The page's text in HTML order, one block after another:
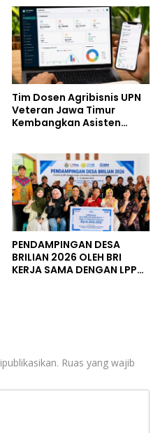
Tim Dosen Agribisnis UPN
Veteran Jawa Timur
Kembangkan Asisten
UMKM
PENDAMPINGAN DESA
BRILIAN 2026 OLEH BRI
KERJA SAMA DENGAN LPPM
Ruas yang wajib